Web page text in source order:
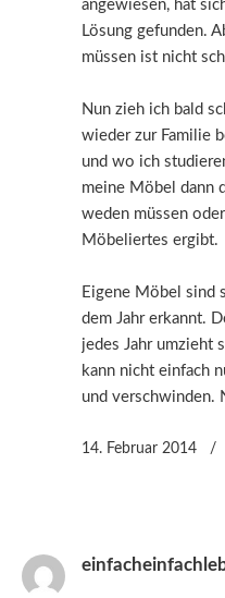
angewiesen, hat
Lösung gefunden.
müssen ist nicht
Nun zieh ich bald
wieder zur Familie
und wo ich
meine Möbel dann
weden müssen
Möbeliertes ergibt.
Eigene Möbel sind
dem Jahr erkannt.
jedes Jahr umzieht
kann nicht einfach
und verschwinden.
14. Februar 2014